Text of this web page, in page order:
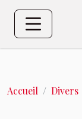
Accueil Divers